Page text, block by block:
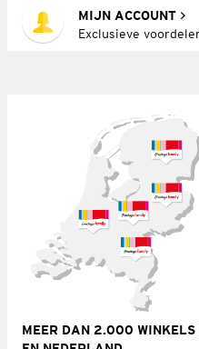
MIJN ACCOUNT
Exclusieve
MEER DAN 2.000